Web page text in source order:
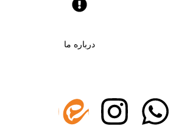
درباره ما